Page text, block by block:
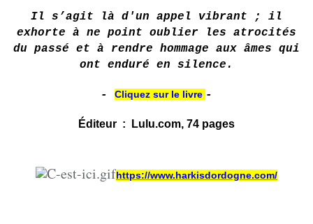
Il s’agit là d'un appel vibrant ; il
exhorte à ne point oublier les atrocités
du passé et à rendre hommage aux âmes qui
ont enduré en silence.
- Cliquez sur le livre -
Éditeur ‏ : ‎ Lulu.com, 74 pages
https://www.harkisdordogne.com/